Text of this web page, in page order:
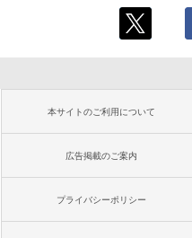
本サイトのご利用について
広告掲載のご案内
プライバシーポリシー